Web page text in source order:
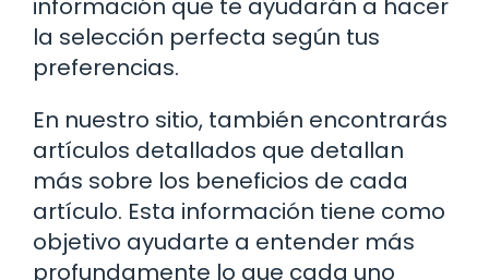
información que te ayudarán a hacer
la selección perfecta según tus
preferencias.
En nuestro sitio, también encontrarás
artículos detallados que detallan
más sobre los beneficios de cada
artículo. Esta información tiene como
objetivo ayudarte a entender más
profundamente lo que cada uno